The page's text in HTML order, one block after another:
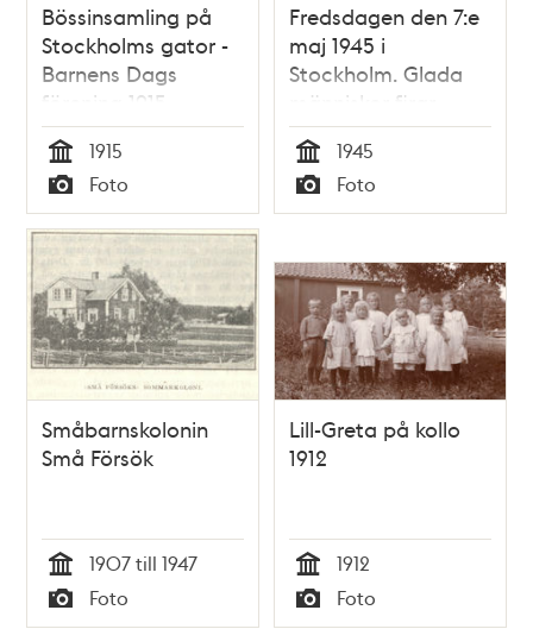
Bössinsamling på
Stockholms gator -
Barnens Dags
förening 1915
Tid
1915
Typ
Foto
Fredsdagen den 7:e
maj 1945 i
Stockholm. Glada
människor firar
freden med att
dansa på gatan.
Tid
1945
Typ
Foto
Småbarnskolonin
Små Försök
Tid
1907 till 1947
Foto
Lill-Greta på kollo
1912
Tid
1912
Foto